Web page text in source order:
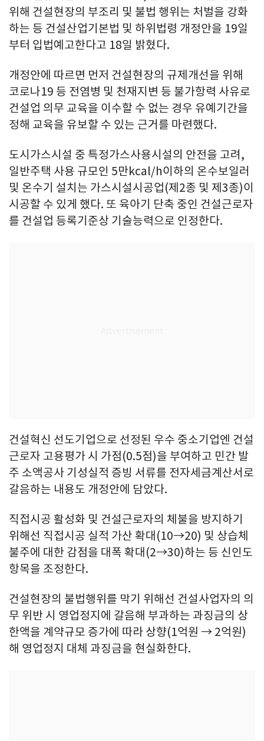
위해 건설현장의 부조리 및 불법 행위는 처벌을 강화
하는 등 건설산업기본법 및 하위법령 개정안을 19일
부터 입법예고한다고 18일 밝혔다.
개정안에 따르면 먼저 건설현장의 규제개선을 위해
코로나19 등 전염병 및 천재지변 등 불가항력 사유로
건설업 의무 교육을 이수할 수 없는 경우 유예기간을
정해 교육을 유보할 수 있는 근거를 마련했다.
도시가스시설 중 특정가스사용시설의 안전을 고려,
일반주택 사용 규모인 5만kcal/h이하의 온수보일러
및 온수기 설치는 가스시설시공업(제2종 및 제3종)이
시공할 수 있게 했다. 또 육아기 단축 중인 건설근로자
를 건설업 등록기준상 기술능력으로 인정한다.
건설혁신 선도기업으로 선정된 우수 중소기업엔 건설
근로자 고용평가 시 가점(0.5점)을 부여하고 민간 발
주 소액공사 기성실적 증빙 서류를 전자세금계산서로
갈음하는 내용도 개정안에 담았다.
직접시공 활성화 및 건설근로자의 체불을 방지하기
위해선 직접시공 실적 가산 확대(10→20) 및 상습체
불주에 대한 감점을 대폭 확대(2→30)하는 등 신인도
항목을 조정한다.
건설현장의 불법행위를 막기 위해선 건설사업자의 의
무 위반 시 영업정지에 갈음해 부과하는 과징금의 상
한액을 계약규모 증가에 따라 상향(1억원 → 2억원)
해 영업정지 대체 과징금을 현실화한다.